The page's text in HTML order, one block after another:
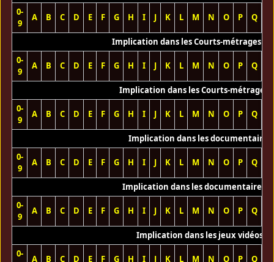
0-
9
A B C D E F G H I J K L M N O P Q
Implication dans les Courts-métrages
0-
9
A B C D E F G H I J K L M N O P Q
Implication dans les Courts-métrages
0-
9
A B C D E F G H I J K L M N O P Q
Implication dans les documentaires
0-
9
A B C D E F G H I J K L M N O P Q
Implication dans les documentaires
0-
9
A B C D E F G H I J K L M N O P Q
Implication dans les jeux vidéos
0-
A B C D E F G H I J K L M N O P Q